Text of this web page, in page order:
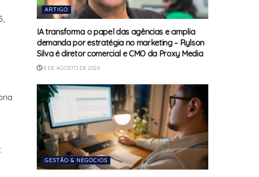
ARTIGO
IA transforma o papel das agências e amplia
demanda por estratégia no marketing – Rylson
Silva é diretor comercial e CMO da Proxy Media
8 DE AGOSTO DE 2026
GESTÃO & NEGÓCIOS